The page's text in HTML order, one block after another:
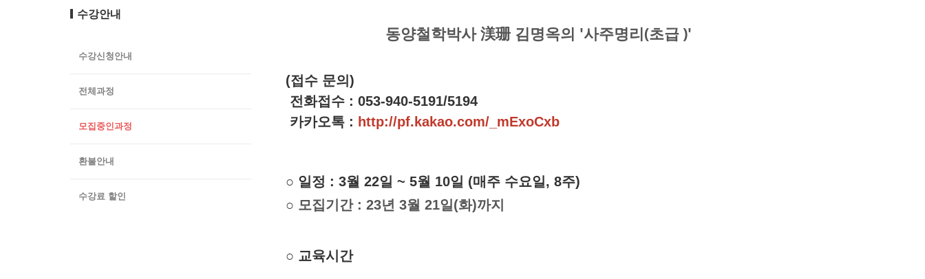
동양철학박사 渼珊 김명옥의 '사주명리(초급 )'
(접수 문의)
전화접수 : 053-940-5191/5194
카카오톡 : http://pf.kakao.com/_mExoCxb
○ 일정 : 3월 22일 ~ 5월 10일 (매주 수요일, 8주)
○ 모집기간 : 23년 3월 21일(화)까지
○ 교육시간
수강안내
수강신청안내
전체과정
모집중인과정
환불안내
수강료 할인